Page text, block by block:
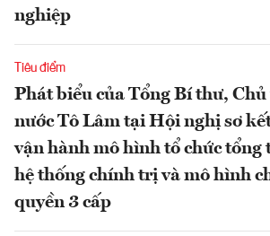
nghiệp
Tiêu điểm
Phát biểu của Tổng Bí thư,
nước Tô Lâm tại Hội nghị sơ
vận hành mô hình tổ chức tổng
hệ thống chính trị và mô hình
quyền 3 cấp